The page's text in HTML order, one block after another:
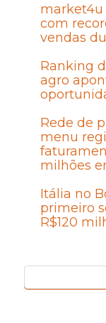
market4u
com
vendas
Ranking
agro
Rede de
menu
milhões
Itália no
primeiro
R$120